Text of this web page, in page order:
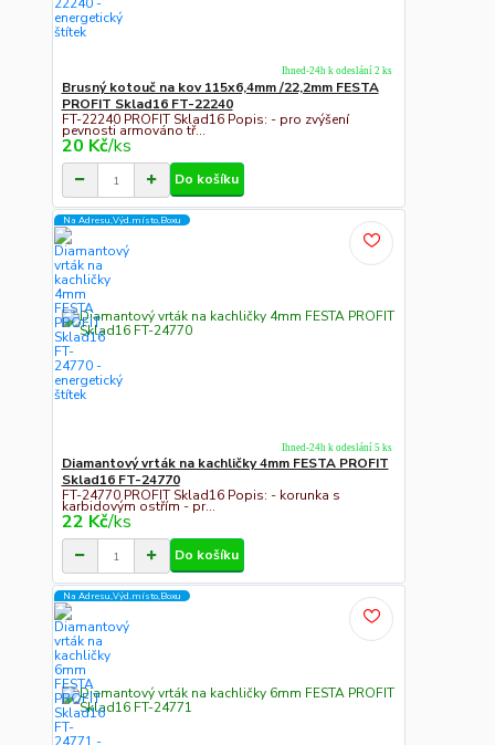
Brusný kotouč na kov 115x6,4mm /22,2mm FESTA
PROFIT Sklad16 FT-22240
FT-22240 PROFIT Sklad16 Popis: - pro zvýšení
pevnosti armováno tř...
20 Kč/ks
Ihned-24h k odeslání 2 ks
Do košíku
Na Adresu,Výd.místo,Boxu
Diamantový vrták na kachličky 4mm FESTA PROFIT
Sklad16 FT-24770
FT-24770 PROFIT Sklad16 Popis: - korunka s
karbidovým ostřím - pr...
22 Kč/ks
Ihned-24h k odeslání 5 ks
Do košíku
Na Adresu,Výd.místo,Boxu